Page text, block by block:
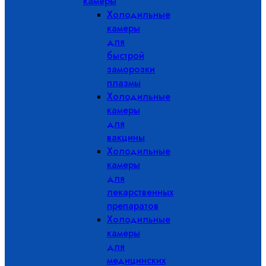
Холодильные
камеры
для
быстрой
заморозки
плазмы
Холодильные
камеры
для
вакцины
Холодильные
камеры
для
лекарственных
препаратов
Холодильные
камеры
для
медицинских